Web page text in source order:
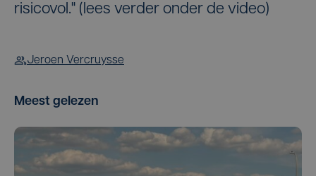
risicovol." (lees verder onder de video)
Jeroen Vercruysse
Meest gelezen